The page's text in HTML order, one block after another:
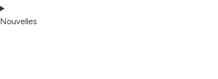
Nouvelles